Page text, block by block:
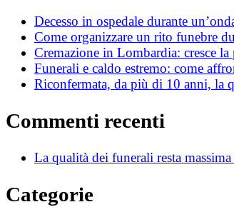
Decesso in ospedale durante
Come organizzare un rito funebre
Cremazione in Lombardia: cresce
Funerali e caldo estremo: come
Riconfermata, da più di 10 anni, la
Commenti recenti
La qualità dei funerali resta
Categorie